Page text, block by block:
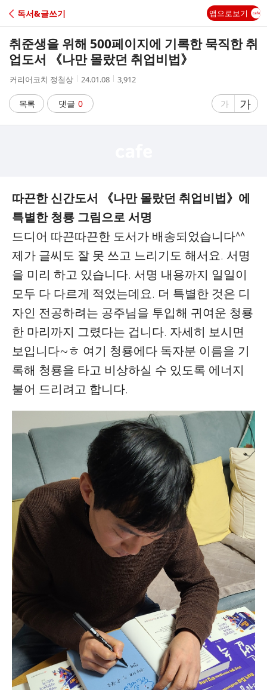
C
A
독서&글쓰기 앱으로보기
취준생을 위해 500페이지에 기록한 묵직한 취
업도서 《나만 몰랐던 취업비법》
작
자
커리어코치 정철상
작
시
간
24.01.08
조
3,912
목록 댓글 0
글
게
가
글
자
게
가
따끈한 신간도서 《나만 몰랐던 취업비법》에
특별한 청룡 그림으로 서명
드디어 따끈따끈한 도서가 배송되었습니다^^
제가 글씨도 잘 못 쓰고 느리기도 해서요. 서명
을 미리 하고 있습니다. 서명 내용까지 일일이
모두 다 다르게 적었는데요. 더 특별한 것은 디
자인 전공하려는 공주님을 투입해 귀여운 청룡
한 마리까지 그렸다는 겁니다. 자세히 보시면
보입니다~ㅎ 여기 청룡에다 독자분 이름을 기
록해 청룡을 타고 비상하실 수 있도록 에너지
불어 드리려고 합니다.